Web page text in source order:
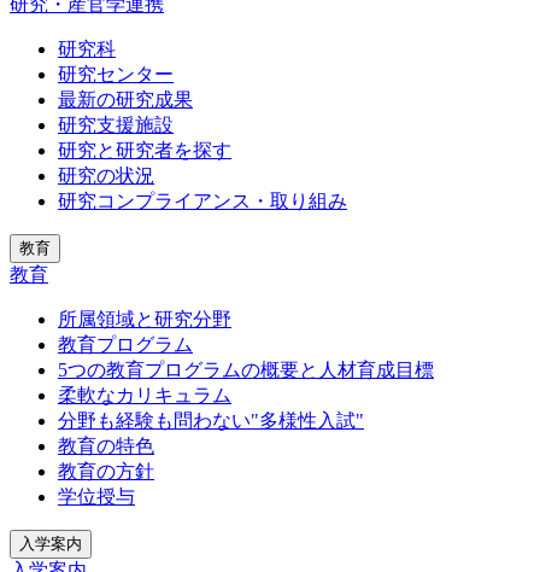
研究・産官学連携
研究科
研究センター
最新の研究成果
研究支援施設
研究と研究者を探す
研究の状況
研究コンプライアンス・取り組み
教育
教育
所属領域と研究分野
教育プログラム
5つの教育プログラムの概要と人材育成目標
柔軟なカリキュラム
分野も経験も問わない"多様性入試"
教育の特色
教育の方針
学位授与
入学案内